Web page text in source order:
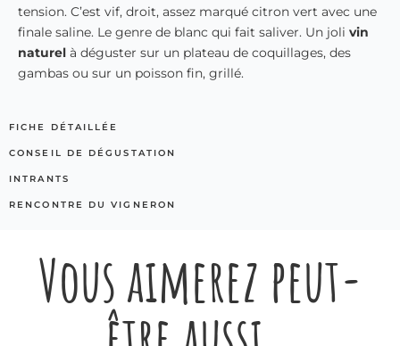
tension. C’est vif, droit, assez marqué citron vert avec une
finale saline. Le genre de blanc qui fait saliver. Un joli vin
naturel à déguster sur un plateau de coquillages, des
gambas ou sur un poisson fin, grillé.
FICHE DÉTAILLÉE
CONSEIL DE DÉGUSTATION
INTRANTS
RENCONTRE DU VIGNERON
Vous aimerez peut-